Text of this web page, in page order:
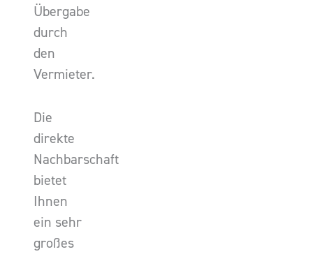
Übergabe
durch
den
Vermieter.
Die
direkte
Nachbarschaft
bietet
Ihnen
ein sehr
großes